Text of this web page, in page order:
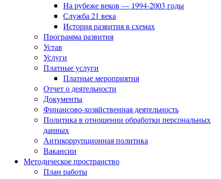
На рубеже веков — 1994-2003 годы
Служба 21 века
История развития в схемах
Программа развития
Устав
Услуги
Платные услуги
Платные мероприятия
Отчет о деятельности
Документы
Финансово-хозяйственная деятельность
Политика в отношении обработки персональных
данных
Антикоррупционная политика
Вакансии
Методическое пространство
План работы